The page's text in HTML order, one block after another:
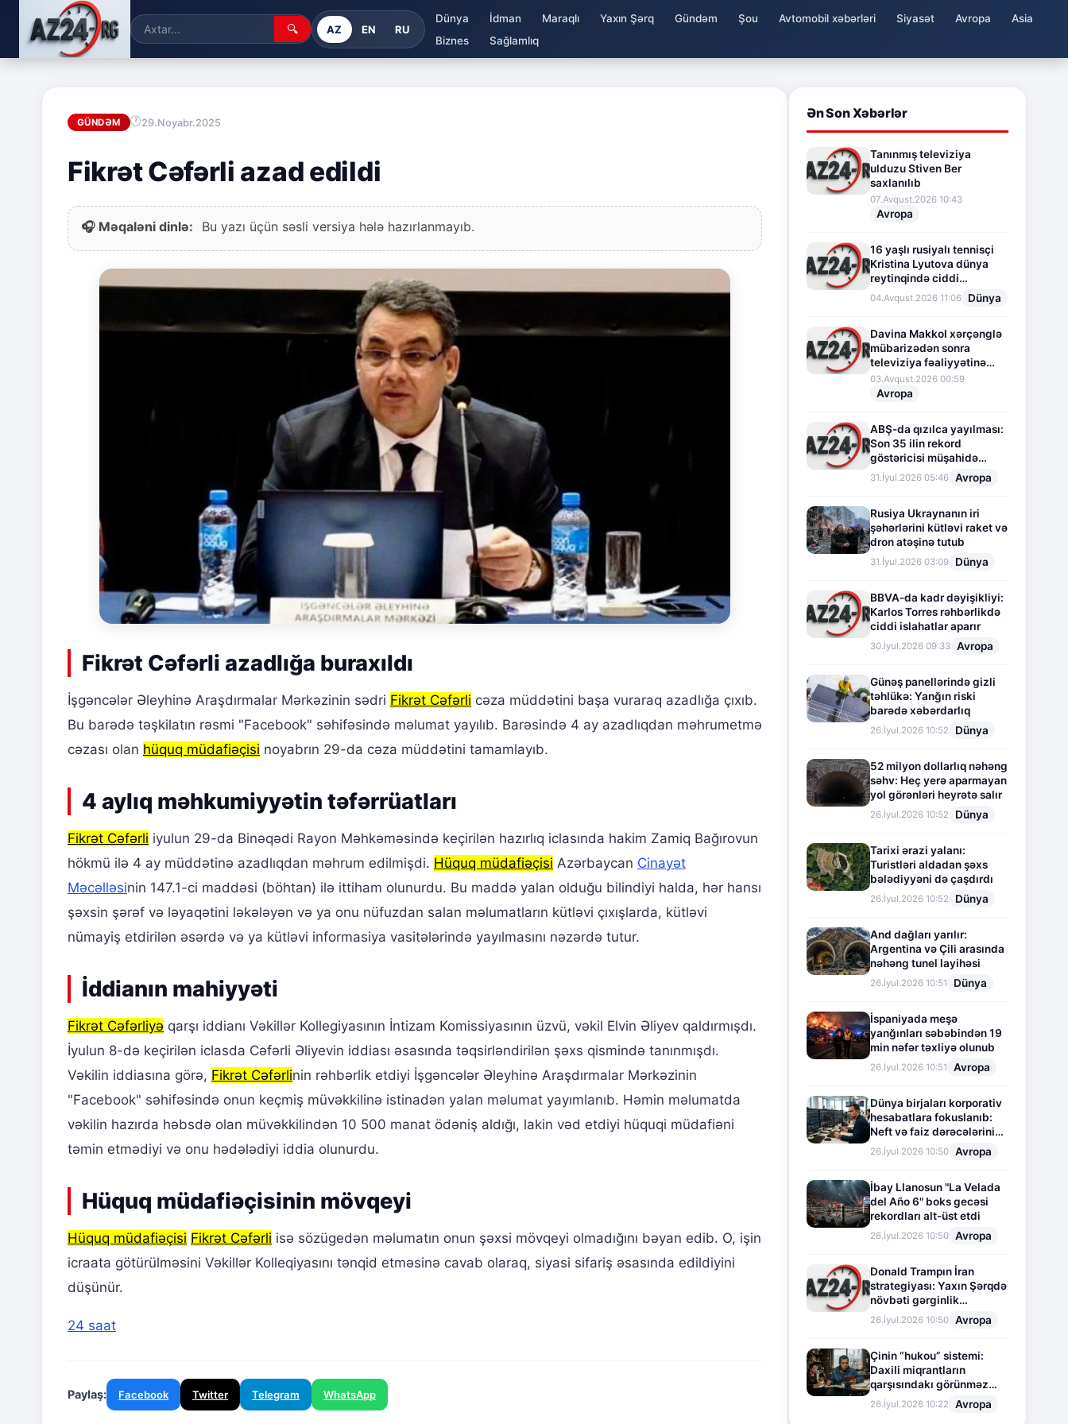
🔍 AZ EN RU
Dünya İdman Maraqlı Yaxın Şərq Gündəm Şou Avtomobil xəbərləri Siyasət Avropa
Asia
Biznes
Sağlamlıq
GÜNDƏM 29.Noyabr.2025
Fikrət Cəfərli azad edildi
🎧 Məqaləni dinlə: Bu yazı üçün səsli versiya hələ hazırlanmayıb.
Fikrət Cəfərli azadlığa buraxıldı
İşgəncələr Əleyhinə Araşdırmalar Mərkəzinin sədri Fikrət Cəfərli cəza müddətini başa vuraraq azadlığa çıxıb.
Bu barədə təşkilatın rəsmi "Facebook" səhifəsində məlumat yayılıb. Barəsində 4 ay azadlıqdan məhrumetmə
cəzası olan hüquq müdafiəçisi noyabrın 29-da cəza müddətini tamamlayıb.
4 aylıq məhkumiyyətin təfərrüatları
Fikrət Cəfərli iyulun 29-da Binəqədi Rayon Məhkəməsində keçirilən hazırlıq iclasında hakim Zamiq Bağırovun
hökmü ilə 4 ay müddətinə azadlıqdan məhrum edilmişdi. Hüquq müdafiəçisi Azərbaycan Cinayət
Məcəlləsinin 147.1-ci maddəsi (böhtan) ilə ittiham olunurdu. Bu maddə yalan olduğu bilindiyi halda, hər hansı
şəxsin şərəf və ləyaqətini ləkələyən və ya onu nüfuzdan salan məlumatların kütləvi çıxışlarda, kütləvi
nümayiş etdirilən əsərdə və ya kütləvi informasiya vasitələrində yayılmasını nəzərdə tutur.
İddianın mahiyyəti
Fikrət Cəfərliyə qarşı iddianı Vəkillər Kollegiyasının İntizam Komissiyasının üzvü, vəkil Elvin Əliyev qaldırmışdı.
İyulun 8-də keçirilən iclasda Cəfərli Əliyevin iddiası əsasında təqsirləndirilən şəxs qismində tanınmışdı.
Vəkilin iddiasına görə, Fikrət Cəfərlinin rəhbərlik etdiyi İşgəncələr Əleyhinə Araşdırmalar Mərkəzinin
"Facebook" səhifəsində onun keçmiş müvəkkilinə istinadən yalan məlumat yayımlanıb. Həmin məlumatda
vəkilin hazırda həbsdə olan müvəkkilindən 10 500 manat ödəniş aldığı, lakin vəd etdiyi hüquqi müdafiəni
təmin etmədiyi və onu hədələdiyi iddia olunurdu.
Hüquq müdafiəçisinin mövqeyi
Hüquq müdafiəçisi Fikrət Cəfərli isə sözügedən məlumatın onun şəxsi mövqeyi olmadığını bəyan edib. O, işin
icraata götürülməsini Vəkillər Kolleqiyasını tənqid etməsinə cavab olaraq, siyasi sifariş əsasında edildiyini
düşünür.
24 saat
Paylaş: Facebook Twitter Telegram WhatsApp
Ən Son Xəbərlər
Tanınmış televiziya
ulduzu Stiven Ber
saxlanılıb
07.Avqust.2026 10:43
Avropa
16 yaşlı rusiyalı tennisçi
Kristina Lyutova dünya
reytinqində ciddi
irəliləyişə imza atdı
04.Avqust.2026 11:06 Dünya
Davina Makkol xərçənglə
mübarizədən sonra
televiziya fəaliyyətinə
fasilə verir
03.Avqust.2026 00:59
Avropa
ABŞ-da qızılca yayılması:
Son 35 ilin rekord
göstəricisi müşahidə
olunur
31.İyul.2026 05:46 Avropa
Rusiya Ukraynanın iri
şəhərlərini kütləvi raket və
dron atəşinə tutub
31.İyul.2026 03:09 Dünya
BBVA-da kadr dəyişikliyi:
Karlos Torres rəhbərlikdə
ciddi islahatlar aparır
30.İyul.2026 09:33 Avropa
Günəş panellərində gizli
təhlükə: Yanğın riski
barədə xəbərdarlıq
26.İyul.2026 10:52 Dünya
52 milyon dollarlıq nəhəng
səhv: Heç yerə aparmayan
yol görənləri heyrətə salır
26.İyul.2026 10:52 Dünya
Tarixi ərazi yalanı:
Turistləri aldadan şəxs
bələdiyyəni də çaşdırdı
26.İyul.2026 10:52 Dünya
And dağları yarılır:
Argentina və Çili arasında
nəhəng tunel layihəsi
26.İyul.2026 10:51 Dünya
İspaniyada meşə
yanğınları səbəbindən 19
min nəfər təxliyə olunub
26.İyul.2026 10:51 Avropa
Dünya birjaları korporativ
hesabatlara fokuslanıb:
Neft və faiz dərəcələrinin
təsiri altında cari vəziyyət
26.İyul.2026 10:50 Avropa
İbay Llanosun "La Velada
del Año 6" boks gecəsi
rekordları alt-üst etdi
26.İyul.2026 10:50 Avropa
Donald Trampın İran
strategiyası: Yaxın Şərqdə
növbəti gərginlik
mərhələsi
26.İyul.2026 10:50 Avropa
Çinin “hukou” sistemi:
Daxili miqrantların
qarşısındakı görünməz
sədd
26.İyul.2026 10:22 Avropa